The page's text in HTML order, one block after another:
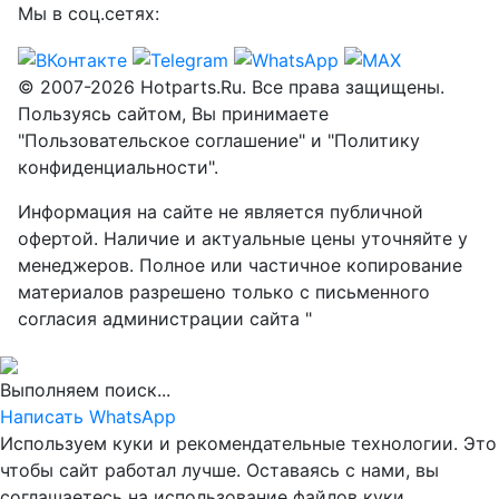
Мы в соц.сетях:
© 2007-2026 Hotparts.Ru. Все права защищены.
Пользуясь сайтом, Вы принимаете
"Пользовательское соглашение" и "Политику
конфиденциальности".
Информация на сайте не является публичной
офертой. Наличие и актуальные цены уточняйте у
менеджеров. Полное или частичное копирование
материалов разрешено только с письменного
согласия администрации сайта "
Выполняем поиск...
Написать WhatsApp
Используем куки и рекомендательные технологии. Это
чтобы сайт работал лучше. Оставаясь с нами, вы